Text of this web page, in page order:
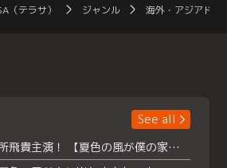
（テラサ） ジャンル 海外・アジアドラ
See all
浮所飛貴主演！ 【夏色の風が僕の家にやってきた】 本日よりテラサで独占配信スタート！